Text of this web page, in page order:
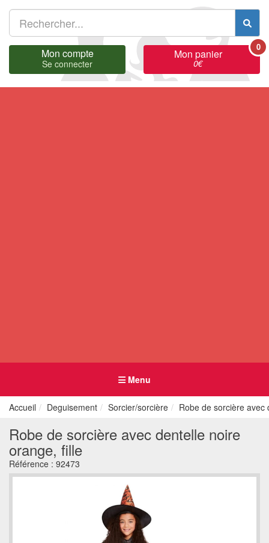
Mon compte
Se connecter
Mon panier
0€
0
Menu
Accueil Deguisement Sorcier/sorcière Robe de sorcière
Robe de sorcière avec dentelle noire
orange, fille
Référence : 92473